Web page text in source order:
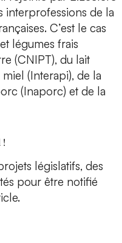
interprofessions de la
C’est le cas
légumes frais
(CNIPT), du lait
(Interapi), de la
(Inaporc) et de la
!
législatifs, des
pour être notifié